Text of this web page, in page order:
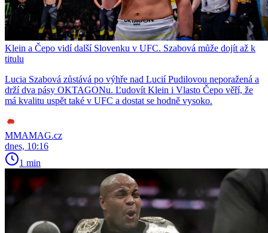
Klein a Čepo vidí další Slovenku v UFC. Szabová může dojít až k
titulu
Lucia Szabová zůstává po výhře nad Lucií Pudilovou neporažená a
drží dva pásy OKTAGONu. Ľudovít Klein i Vlasto Čepo věří, že
má kvalitu uspět také v UFC a dostat se hodně vysoko.
MMAMAG.cz
dnes, 10:16
1 min